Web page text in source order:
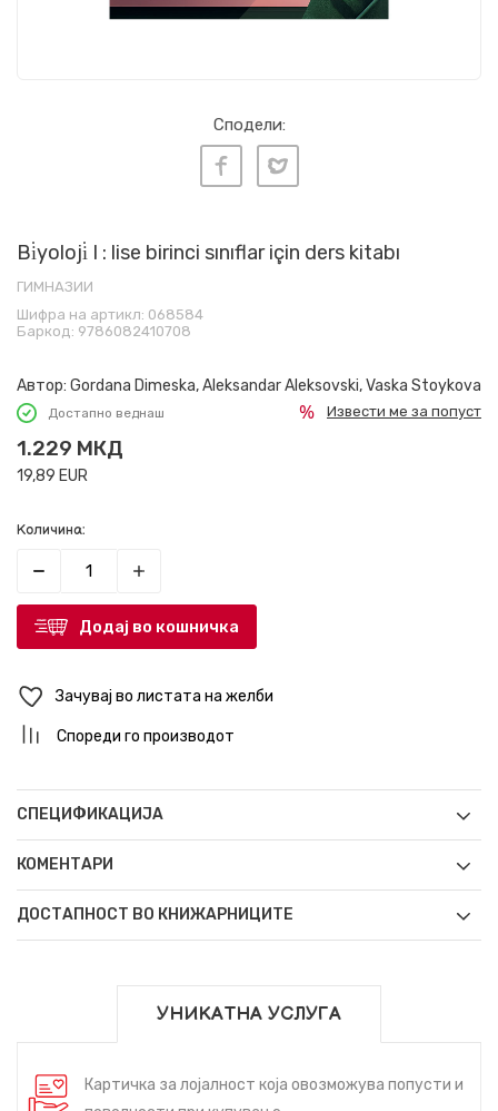
Сподели:
Bi̇yoloji̇ I : lise birinci sınıflar için ders kitabı
ГИМНАЗИИ
Шифра на артикл: 068584
Баркод: 9786082410708
Автор: Gordana Dimeska, Aleksandar Aleksovski, Vaska Stoykova
Достапно веднаш
1.229 МКД
19,89 EUR
Извести ме за попуст
Количина:
Додај во кошничка
Зачувај во листата на желби
Спореди го производот
СПЕЦИФИКАЦИЈА
КОМЕНТАРИ
ДОСТАПНОСТ ВО КНИЖАРНИЦИТЕ
УНИКАТНА УСЛУГА
Картичка за лојалност која овозможува попусти и